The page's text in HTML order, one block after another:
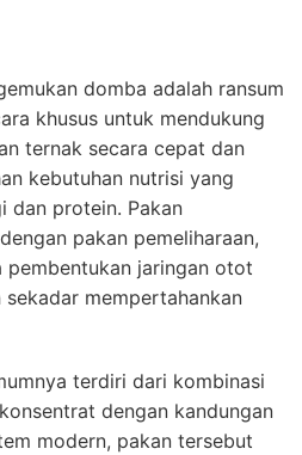
domba adalah ransum
khusus untuk mendukung
ternak secara cepat dan
kebutuhan nutrisi yang
dan protein. Pakan
pakan pemeliharaan,
pembentukan jaringan otot
mempertahankan
terdiri dari kombinasi
dengan kandungan
modern, pakan tersebut